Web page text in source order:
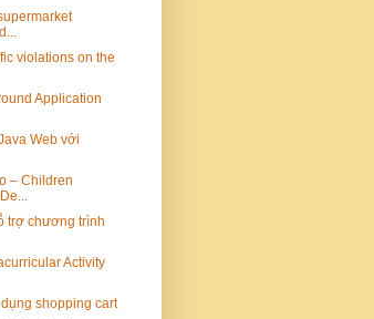
violations on the
Application
Web với
– Children
trợ chương trình
Activity
shopping cart